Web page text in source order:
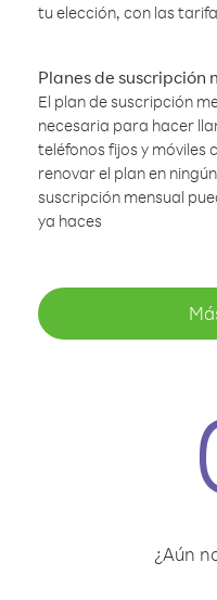
tu elección, con las
Planes de suscripción
El plan de suscripción
necesaria para hacer
teléfonos fijos y móviles
renovar el plan en
suscripción mensual
ya haces
¿Aún